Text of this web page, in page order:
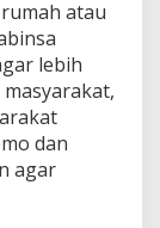
atau
lebih
dan
agar